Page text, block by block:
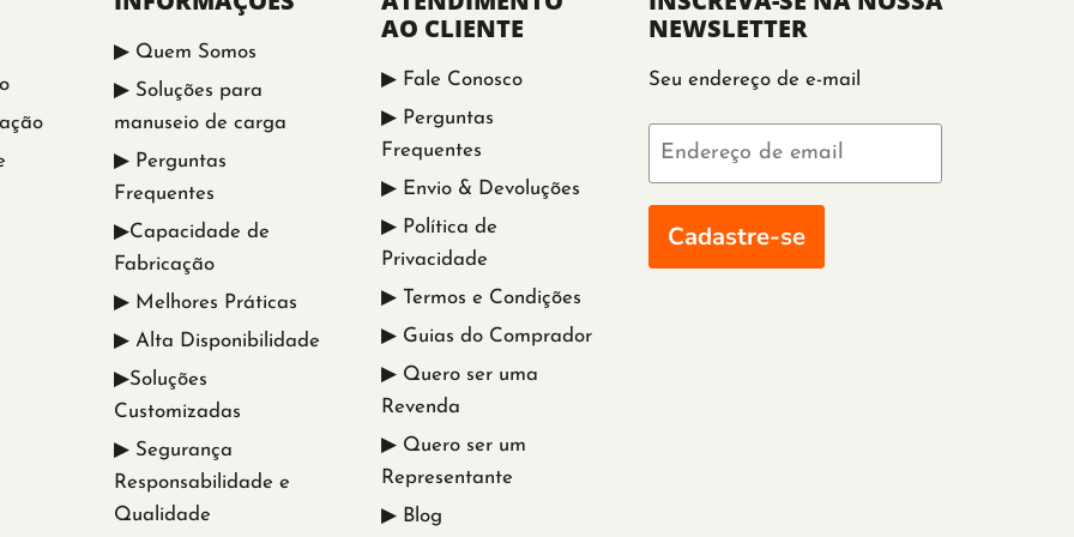
▶ Quem Somos
▶ Soluções para
manuseio de carga
▶ Perguntas
Frequentes
▶Capacidade de
Fabricação
▶ Melhores Práticas
▶ Alta Disponibilidade
▶Soluções
Customizadas
▶ Segurança
Responsabilidade e
Qualidade
AO CLIENTE
▶ Fale Conosco
▶ Perguntas
Frequentes
▶ Envio & Devoluções
▶ Política de
Privacidade
▶ Termos e Condições
▶ Guias do Comprador
▶ Quero ser uma
Revenda
▶ Quero ser um
Representante
▶ Blog
NEWSLETTER
Seu endereço de e-mail
Endereço de email
Cadastre-se